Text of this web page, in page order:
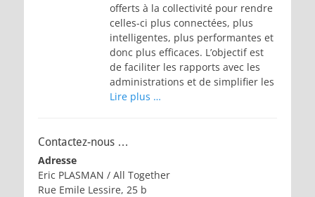
offerts à la collectivité pour rendre
celles-ci plus connectées, plus
intelligentes, plus performantes et
donc plus efficaces. L’objectif est
de faciliter les rapports avec les
administrations et de simplifier les
Lire plus …
Contactez-nous …
Adresse
Eric PLASMAN / All Together
Rue Emile Lessire, 25 b